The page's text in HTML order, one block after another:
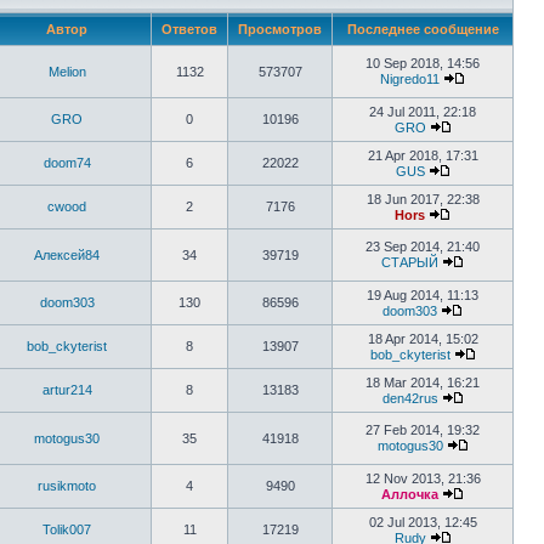
Автор Ответов Просмотров Последнее сообщение
Melion 1132 573707
10 Sep 2018, 14:56
Nigredo11
GRO 0 10196
24 Jul 2011, 22:18
GRO
doom74 6 22022
21 Apr 2018, 17:31
GUS
cwood 2 7176
18 Jun 2017, 22:38
Hors
Алексей84 34 39719
23 Sep 2014, 21:40
СТАРЫЙ
doom303 130 86596
19 Aug 2014, 11:13
doom303
bob_ckyterist 8 13907
18 Apr 2014, 15:02
bob_ckyterist
artur214 8 13183
18 Mar 2014, 16:21
den42rus
motogus30 35 41918
27 Feb 2014, 19:32
motogus30
rusikmoto 4 9490
12 Nov 2013, 21:36
Аллочка
Tolik007 11 17219
02 Jul 2013, 12:45
Rudy